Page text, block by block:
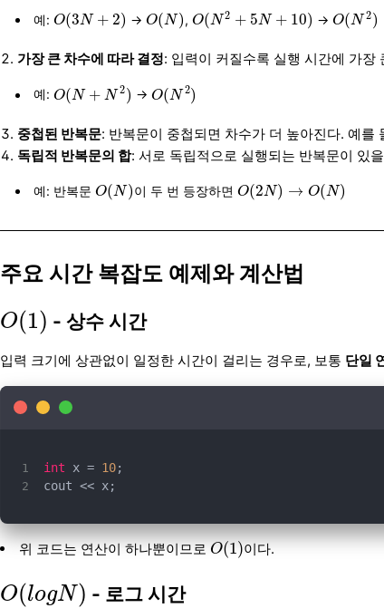
예:O(3N +2)
O(3N+ 2 ) →O(N)
O(N) , O(N 2 + 5N + 10)
O(N2+ N+10 ) →O(N 2)
O(N2)
가장 큰 차수에 따라 결정: 입력이 커질수록 실행 시간에 가장
예:O(N + N 2)
O(N+ 2) → O(N 2)
O(N2)
중첩된 반복문: 반복문이 중첩되면 차수가 더 높아진다. 예를
독립적 반복문의 합: 서로 독립적으로 실행되는 반복문이 있
예: 반복문O(N)
O(N) 이 두 번 등장하면 O(2N) → O(N)
O(2N)→ O (N)
주요 시간 복잡도 예제와 계산법
O(1)
O(1) - 상수 시간
입력 크기에 상관없이 일정한 시간이 걸리는 경우로, 보통 단일
int x = 10
cout << x;
위 코드는 연산이 하나뿐이므로 O(1)
O(1)이다.
O(logN)
O(lo N) - 로그 시간